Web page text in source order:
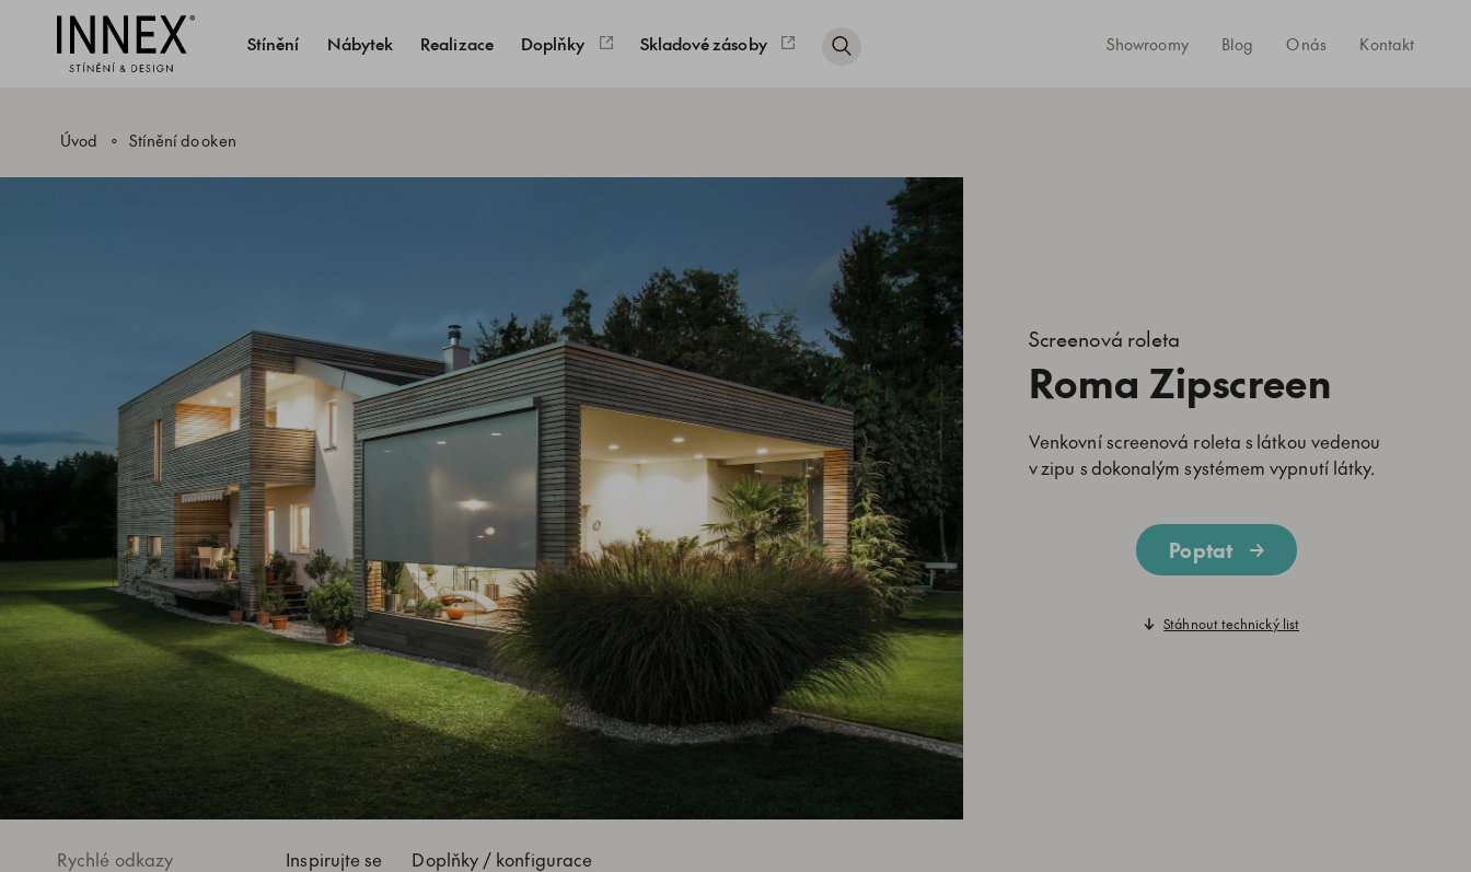
Stínění Nábytek Realizace Doplňky Skladové zásoby Showroomy Blog O nás Kontakt
Úvod Stínění do oken
Screenová roleta
Roma Zipscreen
Venkovní screenová roleta s látkou vedenou
v zipu s dokonalým systémem vypnutí látky.
Poptat
Stáhnout technický list
Rychlé odkazy Inspirujte se Doplňky / konfigurace